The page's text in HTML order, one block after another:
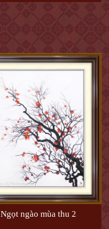
Ngọt ngào mùa thu 2